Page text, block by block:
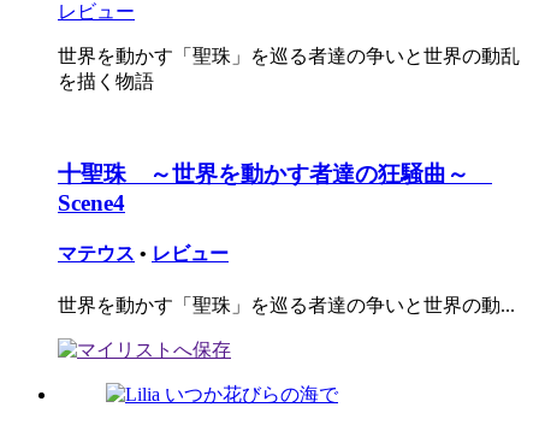
レビュー
世界を動かす「聖珠」を巡る者達の争いと世界の動乱
を描く物語
十聖珠 ～世界を動かす者達の狂騒曲～
Scene4
マテウス • レビュー
世界を動かす「聖珠」を巡る者達の争いと世界の動...